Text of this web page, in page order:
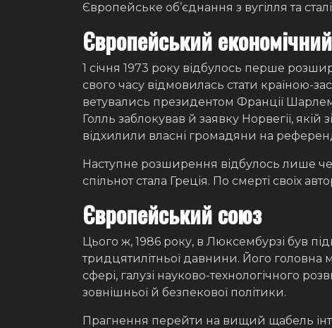
Європейське об’єднання з вугілля та
Європейський
1 січня 1973 року відбулось перше
свого часу відмовилась стати країною-
ветувались президентом Франції Шарлем
Голль заблокував й заявку Норвегії,
відхилили власні громадяни на
Наступне розширення відбулось лише
спільнот стала Греція. По смерті своїх
Європейський союз
Цього ж, 1986 року, в Люксембурзі був
тридцятилітньої давнини. Його головна
сфері, галузі науково-технологічного
зовнішньої й безпекової політики.
Прагнення перейти на вищий щабель